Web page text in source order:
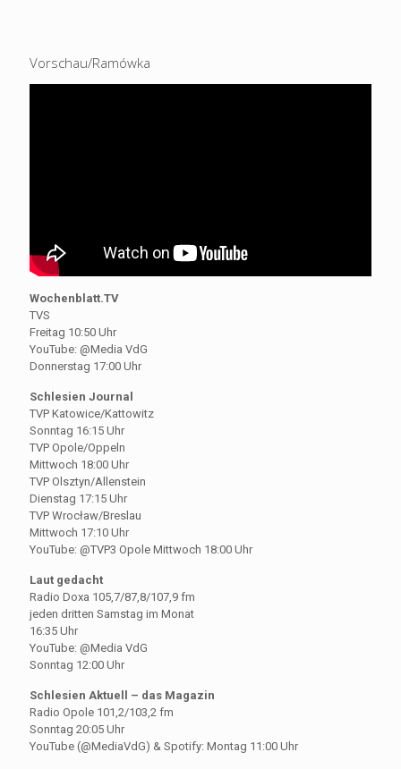
Vorschau/Ramówka
Wochenblatt.TV
TVS
Freitag 10:50 Uhr
YouTube: @Media VdG
Donnerstag 17:00 Uhr
Schlesien Journal
TVP Katowice/Kattowitz
Sonntag 16:15 Uhr
TVP Opole/Oppeln
Mittwoch 18:00 Uhr
TVP Olsztyn/Allenstein
Dienstag 17:15 Uhr
TVP Wrocław/Breslau
Mittwoch 17:10 Uhr
YouTube: @TVP3 Opole Mittwoch 18:00 Uhr
Laut gedacht
Radio Doxa 105,7/87,8/107,9 fm
jeden dritten Samstag im Monat
16:35 Uhr
YouTube: @Media VdG
Sonntag 12:00 Uhr
Schlesien Aktuell – das Magazin
Radio Opole 101,2/103,2 fm
Sonntag 20:05 Uhr
YouTube (@MediaVdG) & Spotify: Montag 11:00 Uhr